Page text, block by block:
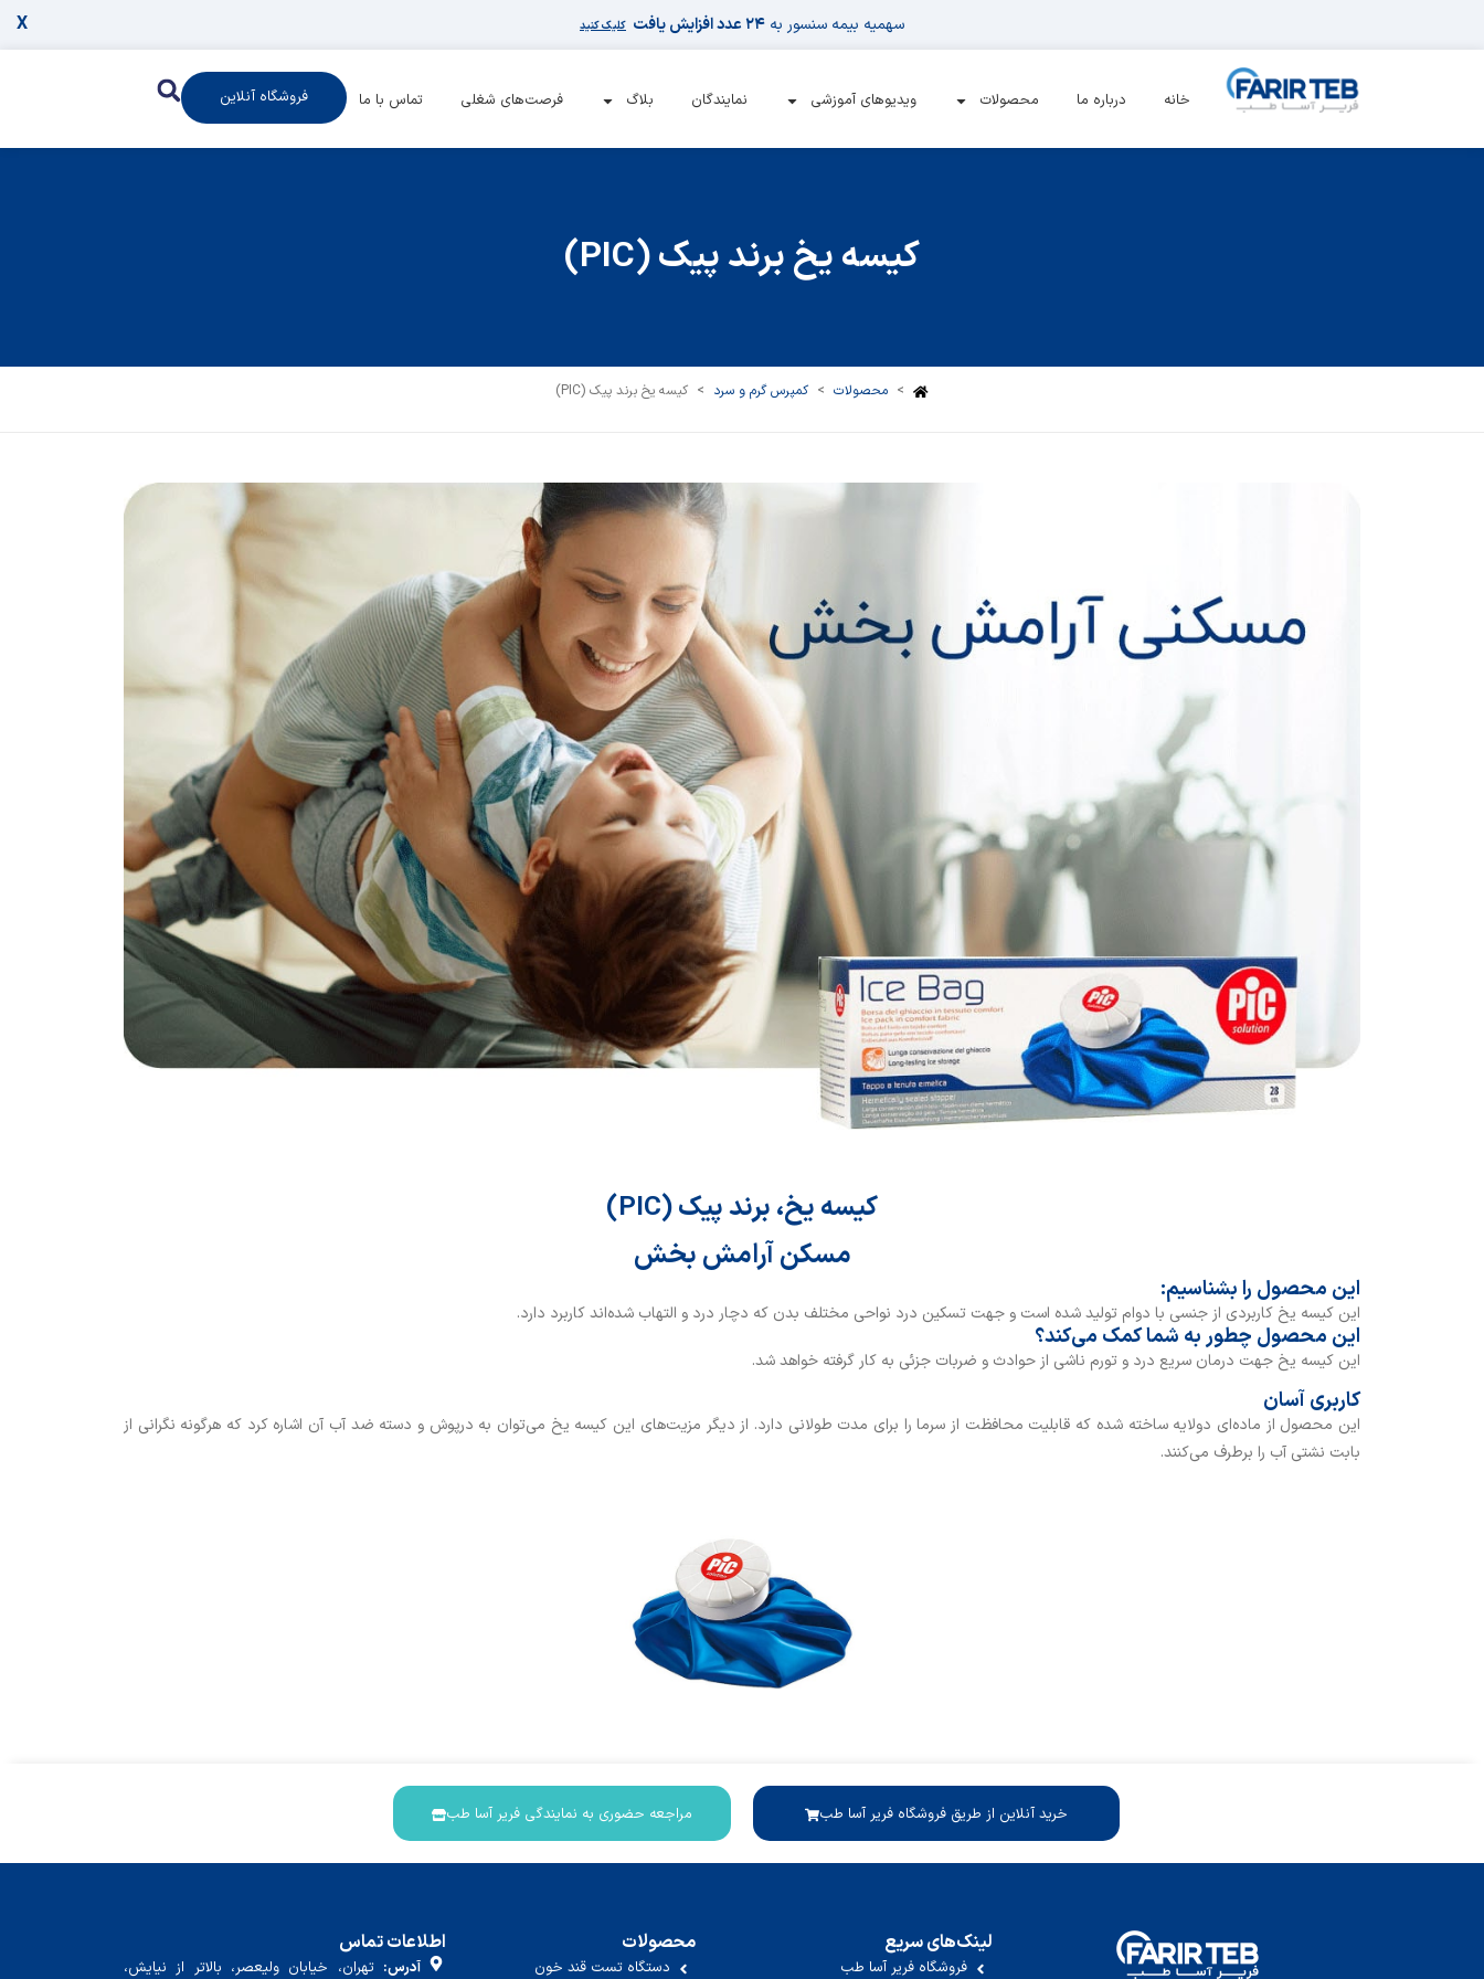
سهمیه بیمه سنسور به ۲۴ عدد افزایش یافت کلیک کنید X
خانه درباره ما محصولات ویدیوهای آموزشی نمایندگان بلاگ فرصت‌های شغلی تماس با ما فروشگاه آنلاین
کیسه یخ برند پیک (PIC)
> محصولات > کمپرس گرم و سرد > کیسه یخ برند پیک (PIC)
کیسه یخ، برند پیک (PIC)
مسکن آرامش بخش
این محصول را بشناسیم:
این کیسه یخ کاربردی از جنسی با دوام تولید شده است و جهت تسکین درد نواحی مختلف بدن که دچار درد و التهاب شده‌اند کاربرد دارد.
این محصول چطور به شما کمک می‌کند؟
این کیسه یخ جهت درمان سریع درد و تورم ناشی از حوادث و ضربات جزئی به کار گرفته خواهد شد.
کاربری آسان
این محصول از ماده‌ای دولایه ساخته شده که قابلیت محافظت از سرما را برای مدت طولانی دارد. از دیگر مزیت‌های این کیسه یخ می‌توان به درپوش و دسته ضد آب آن اشاره کرد که هرگونه نگرانی از
بابت نشتی آب را برطرف می‌کنند.
خرید آنلاین از طریق فروشگاه فریر آسا طب مراجعه حضوری به نمایندگی فریر آسا طب
لینک‌های سریع
فروشگاه فریر آسا طب
محصولات
دستگاه تست قند خون
اطلاعات تماس
آدرس: تهران، خیابان ولیعصر، بالاتر از نیایش،